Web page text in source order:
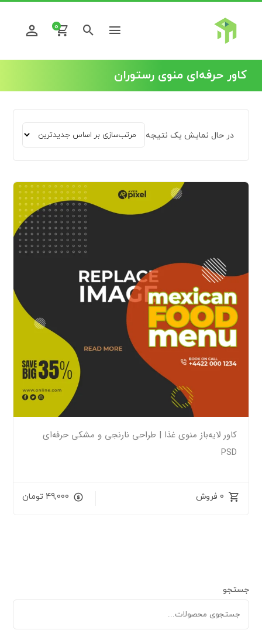
0
کاور حرفه‌ای منوی رستوران
در حال نمایش یک نتیجه
کاور لایه‌باز منوی غذا | طراحی نارنجی و مشکی حرفه‌ای
PSD
0 فروش 49,000 تومان
جستجو